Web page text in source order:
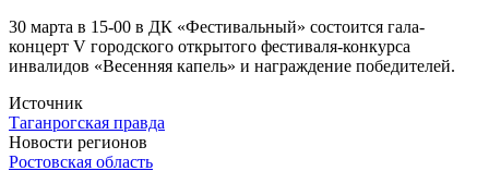
30 марта в 15-00 в ДК «Фестивальный» состоится гала-
концерт V городского открытого фестиваля-конкурса
инвалидов «Весенняя капель» и награждение победителей.
Источник
Таганрогская правда
Новости регионов
Ростовская область